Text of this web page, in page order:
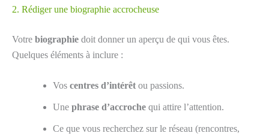
2. Rédiger une biographie accrocheuse
Votre biographie doit donner un aperçu de qui vous êtes.
Quelques éléments à inclure :
Vos centres d’intérêt ou passions.
Une phrase d’accroche qui attire l’attention.
Ce que vous recherchez sur le réseau (rencontres,